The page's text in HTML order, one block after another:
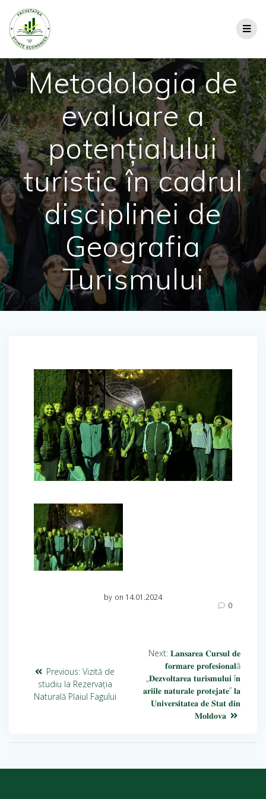
Metodologia de
evaluare a
potențialului
turistic în cadrul
disciplinei de
Geografia
Turismului
by on 14.01.2024
0
Previous: Vizită de
studiu la Rezervația
Naturală Plaiul Fagului
Next: 𝐋𝐚𝐧𝐬𝐚𝐫𝐞𝐚 𝐂𝐮𝐫𝐬𝐮𝐥 𝐝𝐞
𝐟𝐨𝐫𝐦𝐚𝐫𝐞 𝐩𝐫𝐨𝐟𝐞𝐬𝐢𝐨𝐧𝐚𝐥ă
„𝐃𝐞𝐳𝐯𝐨𝐥𝐭𝐚𝐫𝐞𝐚 𝐭𝐮𝐫𝐢𝐬𝐦𝐮𝐥𝐮𝐢 î𝐧
𝐚𝐫𝐢𝐢𝐥𝐞 𝐧𝐚𝐭𝐮𝐫𝐚𝐥𝐞 𝐩𝐫𝐨𝐭𝐞𝐣𝐚𝐭𝐞” 𝐥𝐚
𝐔𝐧𝐢𝐯𝐞𝐫𝐬𝐢𝐭𝐚𝐭𝐞𝐚 𝐝𝐞 𝐒𝐭𝐚𝐭 𝐝𝐢𝐧
𝐌𝐨𝐥𝐝𝐨𝐯𝐚